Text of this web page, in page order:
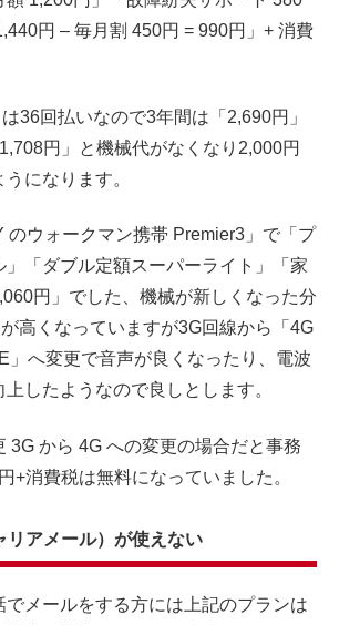
円 – 毎月割 450円 = 990円」+ 消費
36回払いなので3年間は「2,690円」
円」と機械代がなくなり2,000円
になります。
のウォークマン携帯 Premier3」で「プ
」「ダブル定額スーパーライト」「家
円」でした、機械が新しくなった分
高くなっていますが3G回線から「4G
」へ変更で音声が良くなったり、電波
したようなので良しとします。
3G から 4G への変更の場合だと事務
+消費税は無料になっていました。
リアメール）が使えない
でメールをする方には上記のプランは